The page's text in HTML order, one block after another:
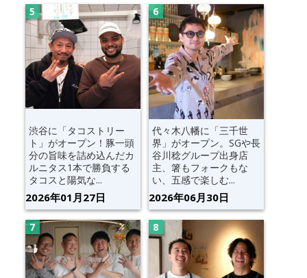
渋谷に「タコストリー
ト」がオープン！豚一頭
分の旨味を詰め込んだカ
ルニタス1本で勝負する
タコスと陽気な...
2026年01月27日
代々木八幡に「三千世
界」がオープン。SGや長
谷川稔グループ出身店
主、箸もフォークもな
い、五感で楽しむ...
2026年06月30日